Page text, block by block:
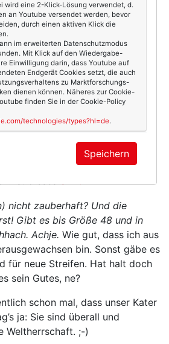
nicht zauberhaft? Und die
Gibt es bis Größe 48 und in
Achje. Wie gut, dass ich aus
bin. Sonst gäbe es
für neue Streifen. Hat halt doch
sein Gutes, ne?
schon mal, dass unser Kater
ja: Sie sind überall und
Weltherrschaft. ;-)
wird eine 2-Klick-Lösung verwendet, d.
an Youtube versendet werden, bevor
durch einen aktiven Klick die
im erweiterten Datenschutzmodus
Mit Klick auf den Wiedergabe-
Einwilligung darin, dass Youtube auf
Endgerät Cookies setzt, die auch
zu Marktforschungs-
dienen können. Näheres zur Cookie-
finden Sie in der Cookie-Policy
technologies/types?hl=de.
Speichern